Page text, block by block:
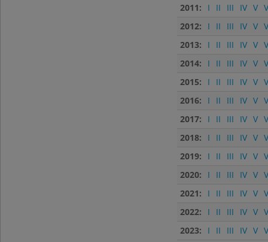
2011:
I II III IV V
2012:
I II III IV V
2013:
I II III IV V
2014:
I II III IV V
2015:
I II III IV V
2016:
I II III IV V
2017:
I II III IV V
2018:
I II III IV V
2019:
I II III IV V
2020:
I II III IV V
2021:
I II III IV V
2022:
I II III IV V
2023:
I II III IV V